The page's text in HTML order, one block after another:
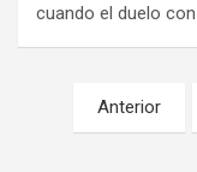
cuando el duelo
Paginación
Anterior